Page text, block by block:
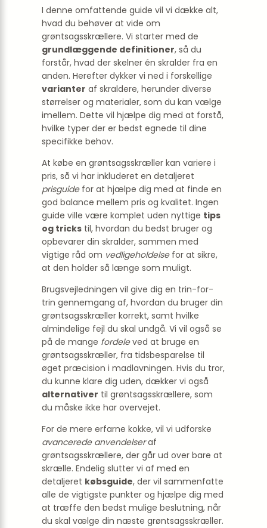
I denne omfattende guide vil vi dække alt,
hvad du behøver at vide om
grøntsagsskrællere. Vi starter med de
grundlæggende definitioner, så du
forstår, hvad der skelner én skralder fra en
anden. Herefter dykker vi ned i forskellige
varianter af skraldere, herunder diverse
størrelser og materialer, som du kan vælge
imellem. Dette vil hjælpe dig med at forstå,
hvilke typer der er bedst egnede til dine
specifikke behov.
At købe en grøntsagsskræller kan variere i
pris, så vi har inkluderet en detaljeret
prisguidefor at hjælpe dig med at finde en
god balance mellem pris og kvalitet. Ingen
guide ville være komplet uden nyttige tips
og tricks til, hvordan du bedst bruger og
opbevarer din skralder, sammen med
vigtige råd om vedligeholdelsefor at sikre,
at den holder så længe som muligt.
Brugsvejledningen vil give dig en trin-for-
trin gennemgang af, hvordan du bruger din
grøntsagsskræller korrekt, samt hvilke
almindelige fejl du skal undgå. Vi vil også se
på de mange fordeleved at bruge en
grøntsagsskræller, fra tidsbesparelse til
øget præcision i madlavningen. Hvis du tror,
du kunne klare dig uden, dækker vi også
alternativer til grøntsagsskrællere, som
du måske ikke har overvejet.
For de mere erfarne kokke, vil vi udforske
avancerede anvendelseraf
grøntsagsskrællere, der går ud over bare at
skrælle. Endelig slutter vi af med en
detaljeret købsguide, der vil sammenfatte
alle de vigtigste punkter og hjælpe dig med
at træffe den bedst mulige beslutning, når
du skal vælge din næste grøntsagsskræller.